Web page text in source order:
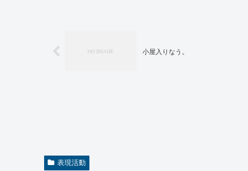
小屋入りなう。
表現活動